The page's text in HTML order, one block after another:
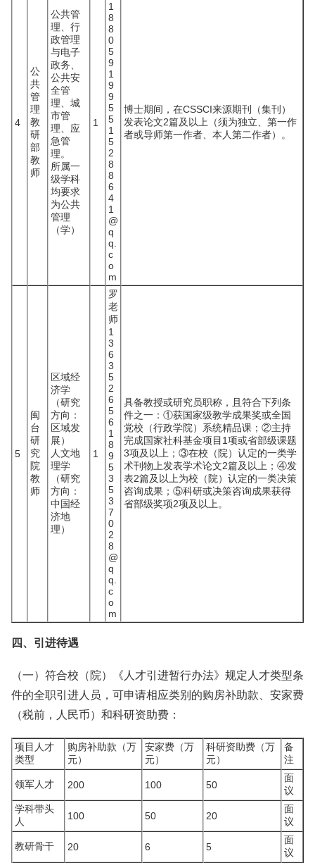
4
公
共
管
理
教
研
部
教
师
公共管
理、行
政管理
与电子
政务、
公共安
全管
理、城
市管
理、应
急管
理。
所属一
级学科
均要求
为公共
管理
（学）
1
1
8
8
0
5
9
1
9
9
5
5
1
5
2
8
8
6
4
1
@
q
q.
c
o
m
博士期间，在CSSCI来源期刊（集刊）
发表论文2篇及以上（须为独立、第一作
者或导师第一作者、本人第二作者）。
5
闽
台
研
究
院
教
师
区域经
济学
（研究
方向：
区域发
展）
人文地
理学
（研究
方向：
中国经
济地
理）
1
罗
老
师
1
3
6
3
5
2
6
5
6
1
8
9
5
3
5
3
7
0
2
8
@
q
q.
c
o
m
具备教授或研究员职称，且符合下列条
件之一：①获国家级教学成果奖或全国
党校（行政学院）系统精品课；②主持
完成国家社科基金项目1项或省部级课题
3项及以上；③在校（院）认定的一类学
术刊物上发表学术论文2篇及以上；④发
表2篇及以上为校（院）认定的一类决策
咨询成果；⑤科研或决策咨询成果获得
省部级奖项2项及以上。
四、引进待遇
（一）符合校（院）《人才引进暂行办法》规定人才类型条
件的全职引进人员，可申请相应类别的购房补助款、安家费
（税前，人民币）和科研资助费：
项目人才
类型
购房补助款（万
元）
安家费（万
元）
科研资助费（万
元）
备
注
领军人才 200 100 50
面
议
学科带头
人
100 50 20
面
议
教研骨干 20 6 5
面
议